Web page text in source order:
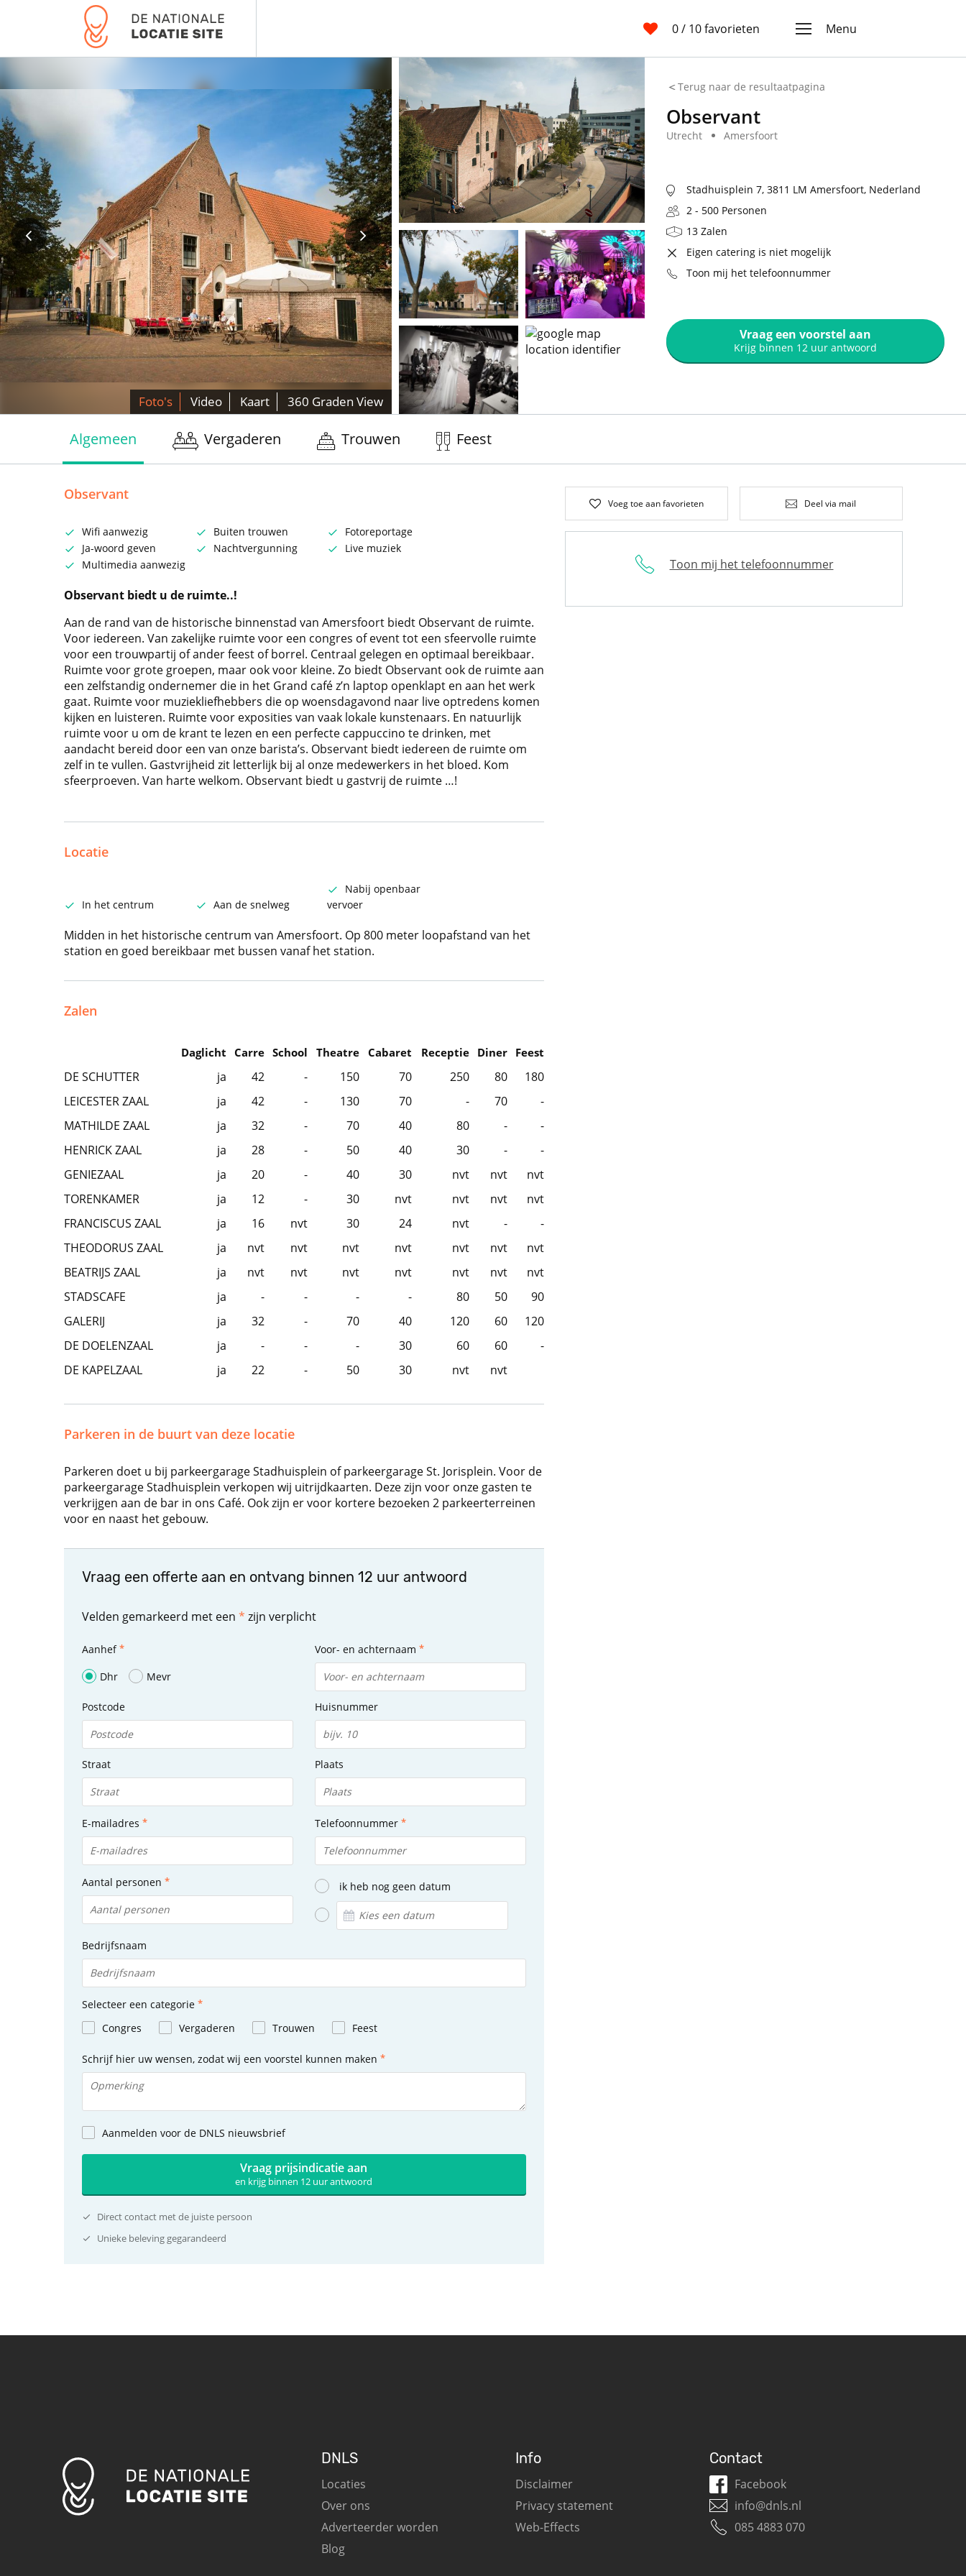
0/ 10 favorieten Menu
Foto's Video Kaart 360 Graden View
Terug naar de resultaatpagina
Observant
Utrecht Amersfoort
Stadhuisplein 7, 3811 LM Amersfoort, Nederland
2 - 500 Personen
13 Zalen
Eigen catering is niet mogelijk
Toon mij het telefoonnummer
Vraag een voorstel aan
Krijg binnen 12 uur antwoord
Algemeen Vergaderen Trouwen Feest
Observant
Wifi aanwezig Buiten trouwen
Fotoreportage
Ja-woord geven
Nachtvergunning
Live muziek
Multimedia aanwezig
Observant biedt u de ruimte..!
Aan de rand van de historische binnenstad van Amersfoort biedt Observant de ruimte.
Voor iedereen. Van zakelijke ruimte voor een congres of event tot een sfeervolle ruimte
voor een trouwpartij of ander feest of borrel. Centraal gelegen en optimaal bereikbaar.
Ruimte voor grote groepen, maar ook voor kleine. Zo biedt Observant ook de ruimte aan
een zelfstandig ondernemer die in het Grand café z’n laptop openklapt en aan het werk
gaat. Ruimte voor muziekliefhebbers die op woensdagavond naar live optredens komen
kijken en luisteren. Ruimte voor exposities van vaak lokale kunstenaars. En natuurlijk
ruimte voor u om de krant te lezen en een perfecte cappuccino te drinken, met
aandacht bereid door een van onze barista’s. Observant biedt iedereen de ruimte om
zelf in te vullen. Gastvrijheid zit letterlijk bij al onze medewerkers in het bloed. Kom
sfeerproeven. Van harte welkom. Observant biedt u gastvrij de ruimte …!
Locatie
In het centrum Aan de snelweg
Nabij openbaar
vervoer
Midden in het historische centrum van Amersfoort. Op 800 meter loopafstand van het
station en goed bereikbaar met bussen vanaf het station.
Zalen
Daglicht Carre School Theatre Cabaret Receptie Diner Feest
DE SCHUTTER ja 42 - 150 70 250 80
180
LEICESTER ZAAL
ja 42 - 130 70 - 70
-
MATHILDE ZAAL
ja 32 - 70 40 80 -
-
HENRICK ZAAL
ja 28 - 50 40 30 -
-
GENIEZAAL
ja 20 - 40 30 nvt nvt
nvt
TORENKAMER
ja 12 - 30 nvt nvt nvt
nvt
FRANCISCUS ZAAL
ja 16 nvt 30 24 nvt -
-
THEODORUS ZAAL
ja nvt nvt nvt nvt nvt nvt
nvt
BEATRIJS ZAAL
ja nvt nvt nvt nvt nvt nvt
nvt
STADSCAFE
ja - - - - 80 50
90
GALERIJ
ja 32 - 70 40 120 60
120
DE DOELENZAAL
ja - - - 30 60 60
-
DE KAPELZAAL
ja 22 - 50 30 nvt nvt
Parkeren in de buurt van deze locatie
Parkeren doet u bij parkeergarage Stadhuisplein of parkeergarage St. Jorisplein. Voor de
parkeergarage Stadhuisplein verkopen wij uitrijdkaarten. Deze zijn voor onze gasten te
verkrijgen aan de bar in ons Café. Ook zijn er voor kortere bezoeken 2 parkeerterreinen
voor en naast het gebouw.
Vraag een offerte aan en ontvang binnen 12 uur antwoord
Velden gemarkeerd met een * zijn verplicht
Aanhef
Dhr
Mevr
Voor- en achternaam
Postcode Huisnummer
Straat Plaats
E-mailadres Telefoonnummer
Aantal personen ik heb nog geen datum
Bedrijfsnaam
Selecteer een categorie
Congres
Vergaderen Trouwen Feest
Schrijf hier uw wensen, zodat wij een voorstel kunnen maken
Aanmelden voor de DNLS nieuwsbrief
Vraag prijsindicatie aan
en krijg binnen 12 uur antwoord
Direct contact met de juiste persoon
Unieke beleving gegarandeerd
Voeg toe aan favorieten Deel via mail
Toon mij het telefoonnummer
DNLS
Locaties
Over ons
Adverteerder worden
Blog
Info
Disclaimer
Privacy statement
Web-Effects
Contact
Facebook
info@dnls.nl
085 4883 070